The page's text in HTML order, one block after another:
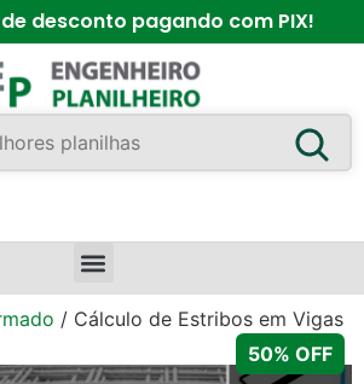
de desconto pagando com PIX!
/ Cálculo de Estribos em Vigas
50% OFF